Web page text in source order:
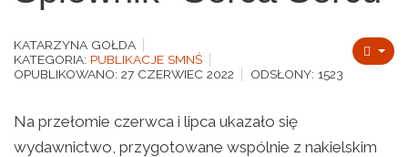
KATARZYNA GOŁDA
KATEGORIA: PUBLIKACJE SMNŚ
OPUBLIKOWANO: 27 CZERWIEC 2022
ODSŁONY: 1523
Na przełomie czerwca i lipca ukazało się
wydawnictwo, przygotowane wspólnie z nakielskim